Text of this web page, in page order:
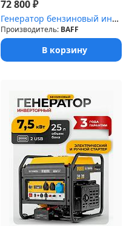
72 800₽
Генератор бензиновый интерторный BAFF i-GB 4500 EC
Производитель: BAFF
В корзину